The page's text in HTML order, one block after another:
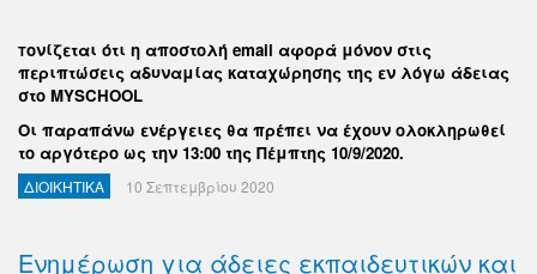
Τονίζεται ότι η αποστολή email αφορά μόνον στις
περιπτώσεις αδυναμίας καταχώρησης της εν λόγω άδειας
στο MYSCHOOL
Οι παραπάνω ενέργειες θα πρέπει να έχουν ολοκληρωθεί
το αργότερο ως την 13:00 της Πέμπτης 10/9/2020.
ΔΙΟΙΚΗΤΙΚΑ 10 Σεπτεμβρίου 2020
Ενημέρωση για άδειες εκπαιδευτικών και